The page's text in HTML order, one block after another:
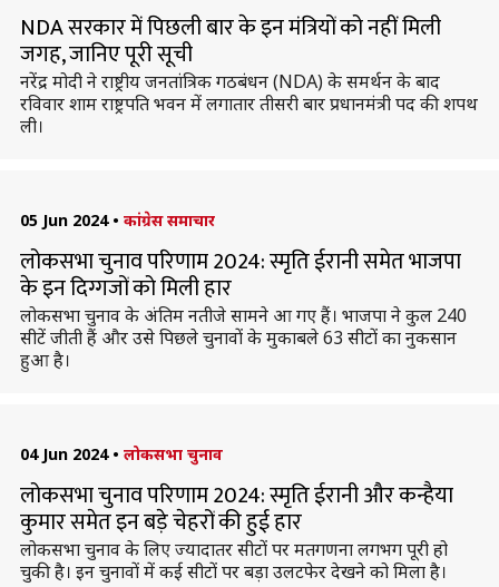
NDA सरकार में पिछली बार के इन मंत्रियों को नहीं मिली
जगह, जानिए पूरी सूची
नरेंद्र मोदी ने राष्ट्रीय जनतांत्रिक गठबंधन (NDA) के समर्थन के बाद
रविवार शाम राष्ट्रपति भवन में लगातार तीसरी बार प्रधानमंत्री पद की शपथ
ली।
05 Jun 2024 • कांग्रेस समाचार
लोकसभा चुनाव परिणाम 2024: स्मृति ईरानी समेत भाजपा
के इन दिग्गजों को मिली हार
लोकसभा चुनाव के अंतिम नतीजे सामने आ गए हैं। भाजपा ने कुल 240
सीटें जीती हैं और उसे पिछले चुनावों के मुकाबले 63 सीटों का नुकसान
हुआ है।
04 Jun 2024 • लोकसभा चुनाव
लोकसभा चुनाव परिणाम 2024: स्मृति ईरानी और कन्हैया
कुमार समेत इन बड़े चेहरों की हुई हार
लोकसभा चुनाव के लिए ज्यादातर सीटों पर मतगणना लगभग पूरी हो
चुकी है। इन चुनावों में कई सीटों पर बड़ा उलटफेर देखने को मिला है।